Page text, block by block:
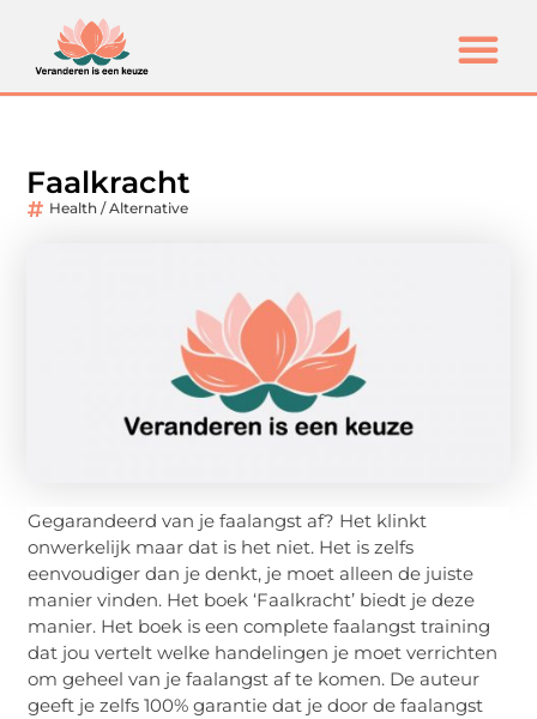
Faalkracht
Health / Alternative
Gegarandeerd van je faalangst af? Het klinkt
onwerkelijk maar dat is het niet. Het is zelfs
eenvoudiger dan je denkt, je moet alleen de juiste
manier vinden. Het boek ‘Faalkracht’ biedt je deze
manier. Het boek is een complete faalangst training
dat jou vertelt welke handelingen je moet verrichten
om geheel van je faalangst af te komen. De auteur
geeft je zelfs 100% garantie dat je door de faalangst